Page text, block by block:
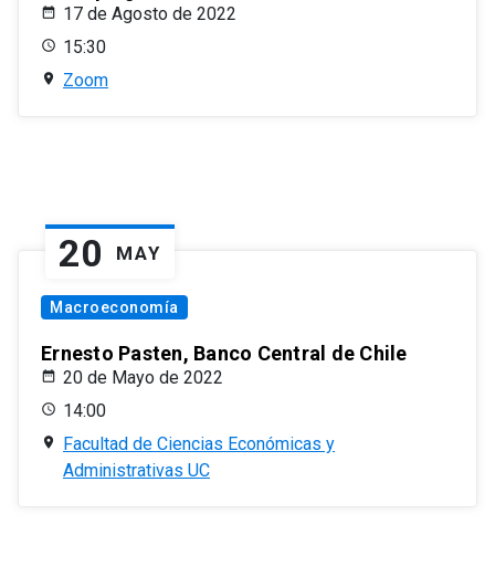
17 de Agosto de 2022
15:30
Zoom
20 MAY
Macroeconomía
Ernesto Pasten, Banco Central de Chile
20 de Mayo de 2022
14:00
Facultad de Ciencias Económicas y
Administrativas UC